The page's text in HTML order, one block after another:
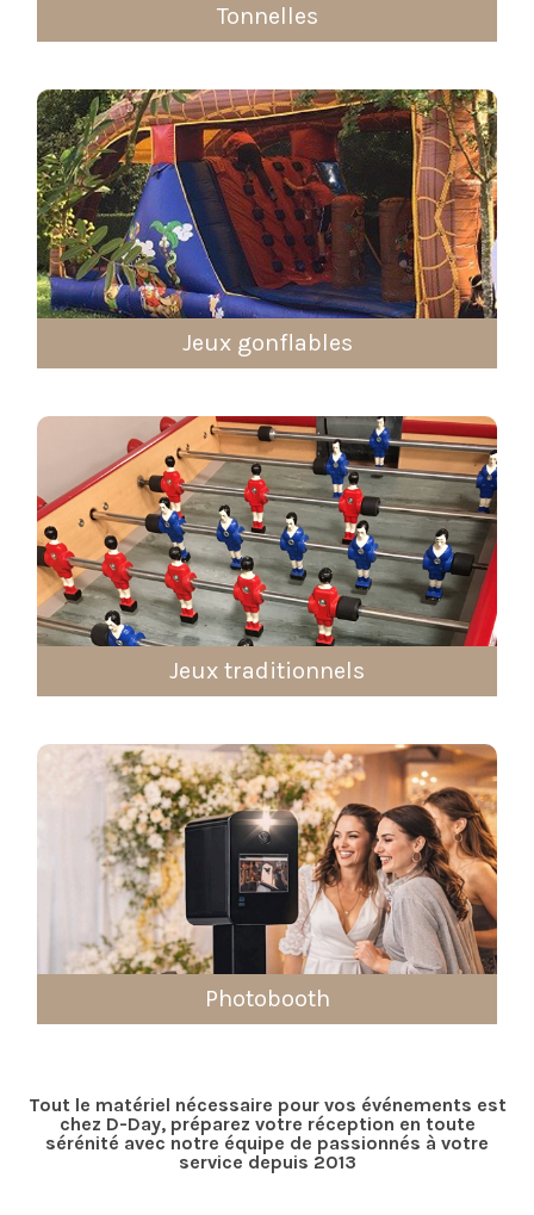
Tonnelles
Jeux gonflables
Jeux traditionnels
Photobooth
Tout le matériel nécessaire pour vos événements est
chez D-Day, préparez votre réception en toute
sérénité avec notre équipe de passionnés à votre
service depuis 2013